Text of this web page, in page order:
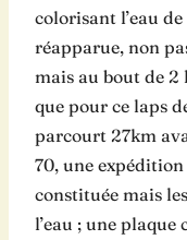
colorisant l’eau
réapparue, non
mais au bout de 2
que pour ce laps
parcourt 27km
70, une
constituée mais
l’eau ; une